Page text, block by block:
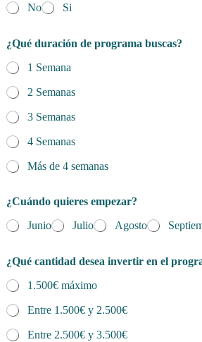
No
Si
¿Qué duración de programa buscas?
1 Semana
2 Semanas
3 Semanas
4 Semanas
Más de 4 semanas
¿Cuándo quieres empezar?
Junio
Julio Agosto
¿Qué cantidad desea invertir en el
1.500€ máximo
Entre 1.500€ y 2.500€
Entre 2.500€ y 3.500€